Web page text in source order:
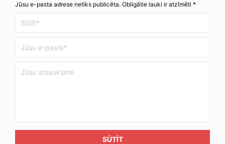
Jūsu e-pasta adrese netiks publicēta. Obligātie lauki ir atzīmēti *
SŪTĪT